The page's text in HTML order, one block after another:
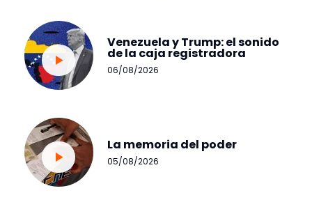
Venezuela y Trump: el sonido
de la caja registradora
06/08/2026
La memoria del poder
05/08/2026